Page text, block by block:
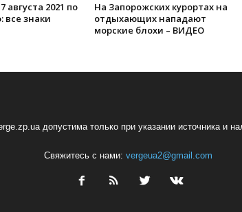
августа 2021 по
все знаки
На Запорожских курортах на
отдыхающих нападают
морские блохи – ВИДЕО
допустима только при указании источника и
Свяжитесь с нами: vergeua2@gmail.com